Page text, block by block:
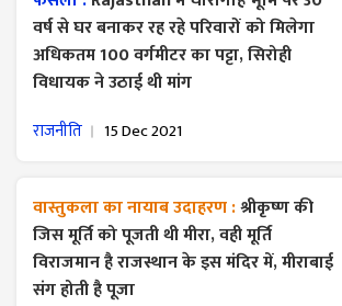
वर्ष से घर बनाकर रह रहे परिवारों को मिलेगा
अधिकतम 100 वर्गमीटर का पट्टा, सिरोही
विधायक ने उठाई थी मांग
राजनीति 15 Dec 2021
वास्तुकला का नायाब उदाहरण :श्रीकृष्ण की
जिस मूर्ति को पूजती थी मीरा, वही मूर्ति
विराजमान है राजस्थान के इस मंदिर में, मीराबाई
संग होती है पूजा